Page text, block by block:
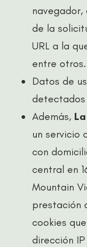
de la
URL a la
entre otros.
Datos de
detectados
Además,
un servicio
con
central en
Mountain
prestación
cookies
dirección